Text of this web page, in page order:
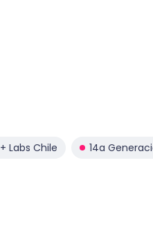
Labs Chile 14a